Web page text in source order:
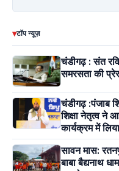
▾टॉप न्यूज़
चंडीगढ़ : संत
समरसता की
चंडीगढ़ :पंजाब
शिक्षा नेतृत्व ने
कार्यक्रम में
सावन मास:
बाबा बैद्यनाथ